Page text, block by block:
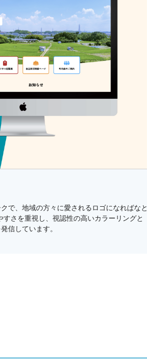
で、地域の方々に愛されるロゴになればなと
さを重視し、視認性の高いカラーリングと
信しています。